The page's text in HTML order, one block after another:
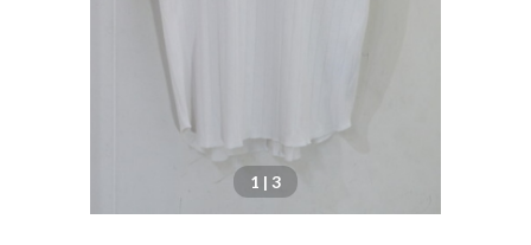
1 | 3